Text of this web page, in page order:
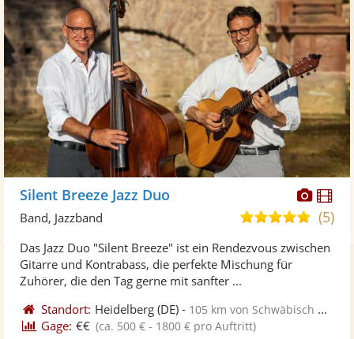
Fotos
Silent Breeze Jazz Duo
5,0
5
(5)
Band, Jazzband
Das Jazz Duo "Silent Breeze" ist ein Rendezvous zwischen
Gitarre und Kontrabass, die perfekte Mischung für
Zuhörer, die den Tag gerne mit sanfter ...
Standort: Heidelberg (DE) - 105 km von Schwäbisch Gmünd
Gage: €€ (ca. 500 € - 1800 € pro Auftritt)